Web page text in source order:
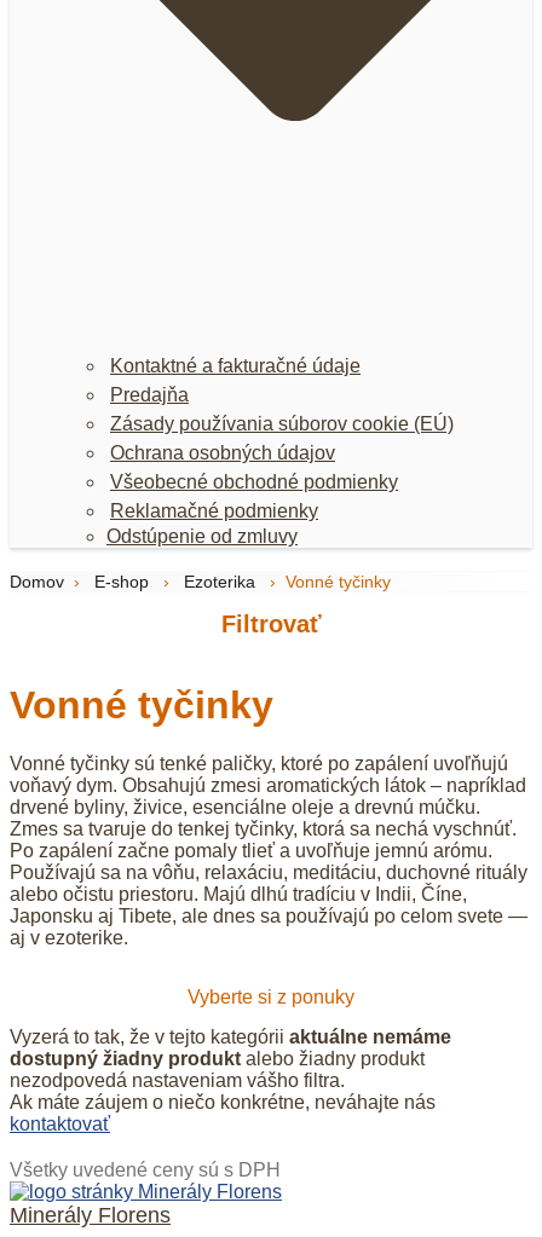
Kontaktné a fakturačné údaje
Predajňa
Zásady používania súborov cookie (EÚ)
Ochrana osobných údajov
Všeobecné obchodné podmienky
Reklamačné podmienky
Odstúpenie od zmluvy
Domov › E-shop › Ezoterika › Vonné tyčinky
Filtrovať
Vonné tyčinky
Vonné tyčinky sú tenké paličky, ktoré po zapálení uvoľňujú
voňavý dym. Obsahujú zmesi aromatických látok – napríklad
drvené byliny, živice, esenciálne oleje a drevnú múčku.
Zmes sa tvaruje do tenkej tyčinky, ktorá sa nechá vyschnúť.
Po zapálení začne pomaly tlieť a uvoľňuje jemnú arómu.
Používajú sa na vôňu, relaxáciu, meditáciu, duchovné rituály
alebo očistu priestoru. Majú dlhú tradíciu v Indii, Číne,
Japonsku aj Tibete, ale dnes sa používajú po celom svete —
aj v ezoterike.
Vyberte si z ponuky
Vyzerá to tak, že v tejto kategórii aktuálne nemáme
dostupný žiadny produkt alebo žiadny produkt
nezodpovedá nastaveniam vášho filtra.
Ak máte záujem o niečo konkrétne, neváhajte nás
kontaktovať
Všetky uvedené ceny sú s DPH
Minerály Florens